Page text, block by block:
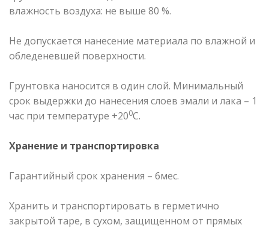
влажность воздуха: не выше 80 %.
Не допускается нанесение материала по влажной и
обледеневшей поверхности.
Грунтовка наносится в один слой. Минимальный
срок выдержки до нанесения слоев эмали и лака – 1
час при температуре +200С.
Хранение и транспортировка
Гарантийный срок хранения – 6мес.
Хранить и транспортировать в герметично
закрытой таре, в сухом, защищенном от прямых